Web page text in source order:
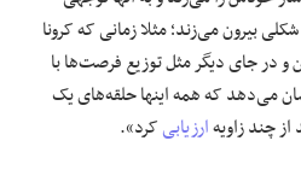
بیرون می‌زند؛ مثلا زمانی که کرونا
و در جای دیگر مثل توزیع فرصت‌ها با
می‌دهد که همه اینها حلقه‌های یک
چند زاویهارزیابیکرد».